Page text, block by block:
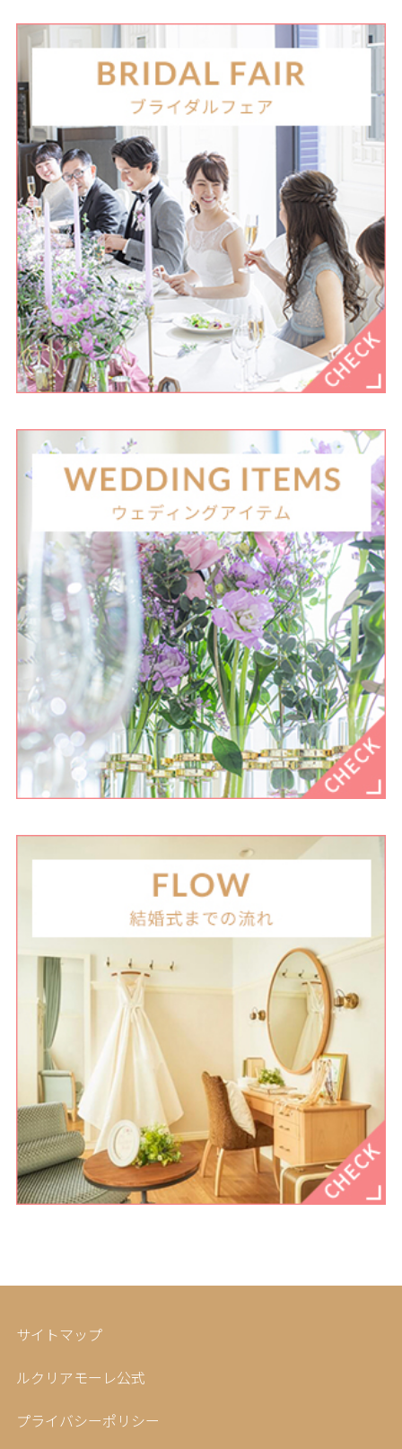
サイトマップ
ルクリアモーレ公式
プライバシーポリシー